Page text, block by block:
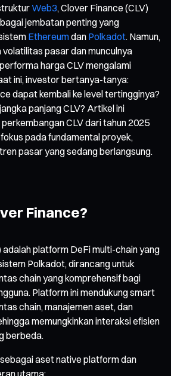
Web3, Clover Finance (CLV)
jembatan penting yang
Ethereumdan Polkadot. Namun,
pasar dan munculnya
harga CLV mengalami
ini, investor bertanya-tanya:
dapat kembali ke level tertingginya?
panjang CLV? Artikel ini
CLV dari tahun 2025
pada fundamental proyek,
pasar yang sedang berlangsung.
Finance?
adalah platform DeFi multi-chain yang
Polkadot, dirancang untuk
chain yang komprehensif bagi
Platform ini mendukung smart
chain, manajemen aset, dan
memungkinkan interaksi efisien
berbeda.
aset native platform dan
utama: